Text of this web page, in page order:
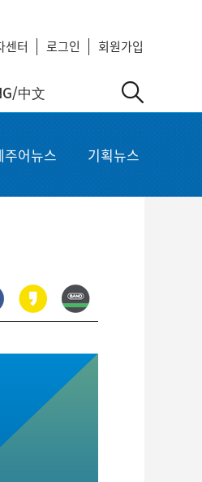
센터 로그인 회원가입
中文
공지사항
주어뉴스 기획뉴스